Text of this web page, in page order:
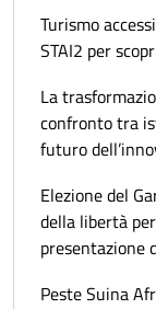
Turismo
STAI2 per
La
confronto tra
futuro
Elezione del
della libertà
presentazione
Peste Suina